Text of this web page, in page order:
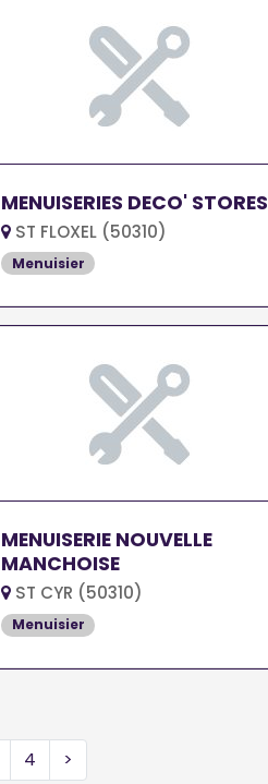
MENUISERIES DECO' STORES
ST FLOXEL (50310)
Menuisier
MENUISERIE NOUVELLE
MANCHOISE
ST CYR (50310)
Menuisier
4 >